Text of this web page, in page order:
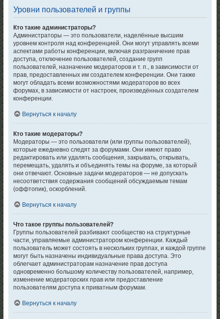
Уровни пользователей и группы
Кто такие администраторы?
Администраторы — это пользователи, наделённые высшим
уровнем контроля над конференцией. Они могут управлять всеми
аспектами работы конференции, включая разграничение прав
доступа, отключение пользователей, создание групп
пользователей, назначение модераторов и т. п., в зависимости от
прав, предоставленных им создателем конференции. Они также
могут обладать всеми возможностями модераторов во всех
форумах, в зависимости от настроек, произведённых создателем
конференции.
Вернуться к началу
Кто такие модераторы?
Модераторы — это пользователи (или группы пользователей),
которые ежедневно следят за форумами. Они имеют право
редактировать или удалять сообщения, закрывать, открывать,
перемещать, удалять и объединять темы на форуме, за который
они отвечают. Основные задачи модераторов — не допускать
несоответствия содержания сообщений обсуждаемым темам
(оффтопик), оскорблений.
Вернуться к началу
Что такое группы пользователей?
Группы пользователей разбивают сообщество на структурные
части, управляемые администратором конференции. Каждый
пользователь может состоять в нескольких группах, и каждой группе
могут быть назначены индивидуальные права доступа. Это
облегчает администраторам назначение прав доступа
одновременно большому количеству пользователей, например,
изменение модераторских прав или предоставление
пользователям доступа к приватным форумам.
Вернуться к началу